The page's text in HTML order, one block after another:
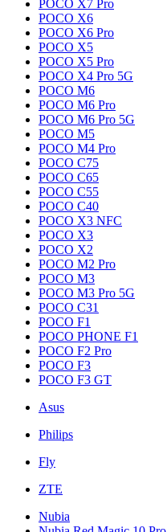
POCO X7 Pro
POCO X6
POCO X6 Pro
POCO X5
POCO X5 Pro
POCO X4 Pro 5G
POCO M6
POCO M6 Pro
POCO M6 Pro 5G
POCO M5
POCO M4 Pro
POCO C75
POCO C65
POCO C55
POCO C40
POCO X3 NFC
POCO X3
POCO X2
POCO M2 Pro
POCO M3
POCO M3 Pro 5G
POCO C31
POCO F1
POCO PHONE F1
POCO F2 Pro
POCO F3
POCO F3 GT
Asus
Philips
Fly
ZTE
Nubia